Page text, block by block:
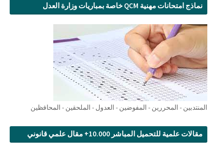
نماذج امتحانات مهنية QCM خاصة بمباريات وزارة العدل
المنتدبين - المحررين - المفوضين - العدول - الملحقين - المحافظين
مقالات علمية للتحميل المباشر 10.000+ مقال علمي قانوني